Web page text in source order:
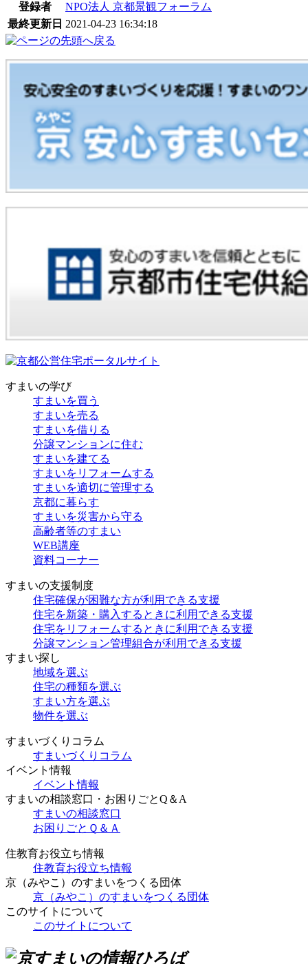
登録者
NPO法人 京都景観フォーラム
最終更新日 2021-04-23 16:34:18
すまいの学び
すまいを買う
すまいを売る
すまいを借りる
分譲マンションに住む
すまいを建てる
すまいをリフォームする
すまいを適切に管理する
京都に暮らす
すまいを災害から守る
高齢者等のすまい
WEB講座
資料コーナー
すまいの支援制度
住宅確保が困難な方が利用できる支援
住宅を新築・購入するときに利用できる支援
住宅をリフォームするときに利用できる支援
分譲マンション管理組合が利用できる支援
すまい探し
地域を選ぶ
住宅の種類を選ぶ
すまい方を選ぶ
物件を選ぶ
すまいづくりコラム
すまいづくりコラム
イベント情報
イベント情報
すまいの相談窓口・お困りごとQ＆A
すまいの相談窓口
お困りごとＱ＆Ａ
住教育お役立ち情報
住教育お役立ち情報
京（みやこ）のすまいをつくる団体
京（みやこ）のすまいをつくる団体
このサイトについて
このサイトについて